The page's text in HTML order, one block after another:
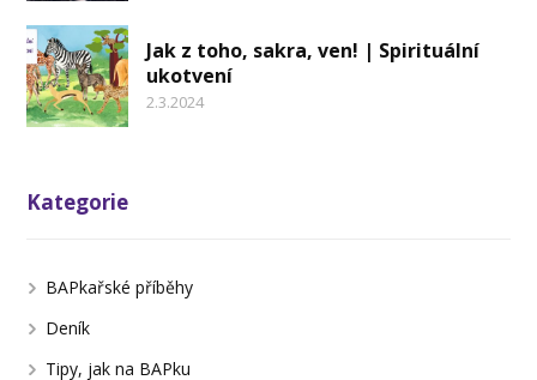
Jak z toho, sakra, ven! | Spirituální
ukotvení
2.3.2024
Kategorie
BAPkařské příběhy
Deník
Tipy, jak na BAPku